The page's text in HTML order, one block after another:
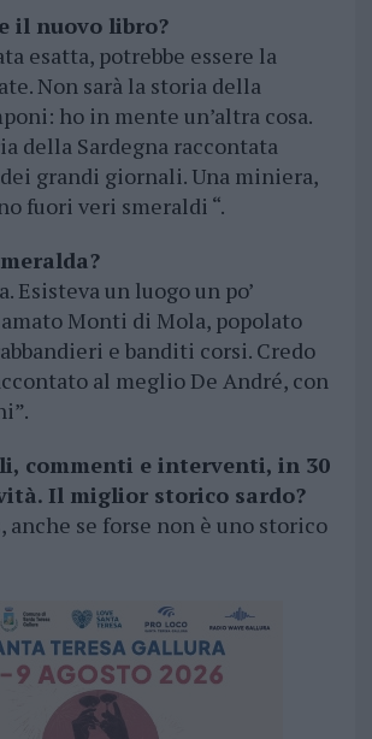
il nuovo libro?
esatta, potrebbe essere la
Non sarà la storia della
ho in mente un’altra cosa.
della Sardegna raccontata
grandi giornali. Una miniera,
fuori veri smeraldi “.
Esisteva un luogo un po’
Monti di Mola, popolato
e banditi corsi. Credo
al meglio De André, con
commenti e interventi, in 30
Il miglior storico sardo?
anche se forse non è uno storico